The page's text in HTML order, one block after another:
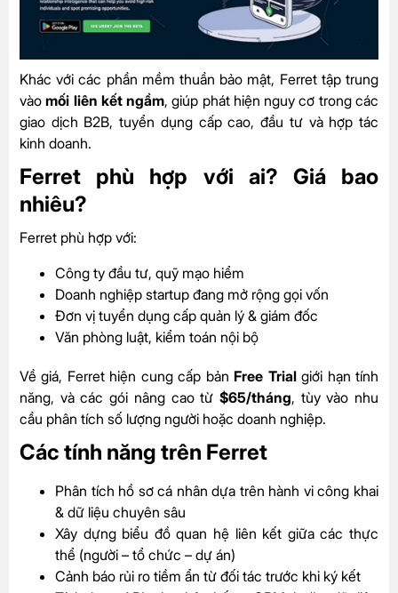
Khác với các phần mềm thuần bảo mật, Ferret tập trung
vàomối liên kết ngầm, giúp phát hiện nguy cơ trong các
giao dịch B2B, tuyển dụng cấp cao, đầu tư và hợp tác
kinh doanh.
Ferret phù hợp với ai? Giá bao
nhiêu?
Ferret phù hợp với:
Công ty đầu tư, quỹ mạo hiểm
Doanh nghiệp startup đang mở rộng gọi vốn
Đơn vị tuyển dụng cấp quản lý & giám đốc
Văn phòng luật, kiểm toán nội bộ
Về giá, Ferret hiện cung cấp bảnFree Trialgiới hạn tính
năng, và các gói nâng cao từ $65/tháng, tùy vào nhu
cầu phân tích số lượng người hoặc doanh nghiệp.
Các tính năng trên Ferret
Phân tích hồ sơ cá nhân dựa trên hành vi công khai
& dữ liệu chuyên sâu
Xây dựng biểu đồ quan hệ liên kết giữa các thực
thể (người – tổ chức – dự án)
Cảnh báo rủi ro tiềm ẩn từ đối tác trước khi ký kết